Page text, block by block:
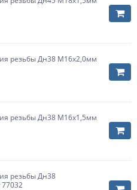
резьбы Дн38 М16х2,0мм
резьбы Дн38 М16х1,5мм
резьбы Дн38